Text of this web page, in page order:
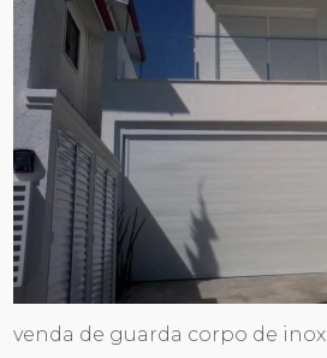
venda de guarda corpo de inox